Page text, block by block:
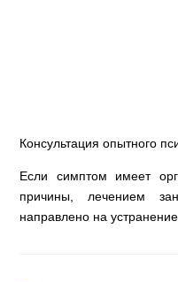
Консультация опытного
Если симптом имеет
причины, лечением
направлено на